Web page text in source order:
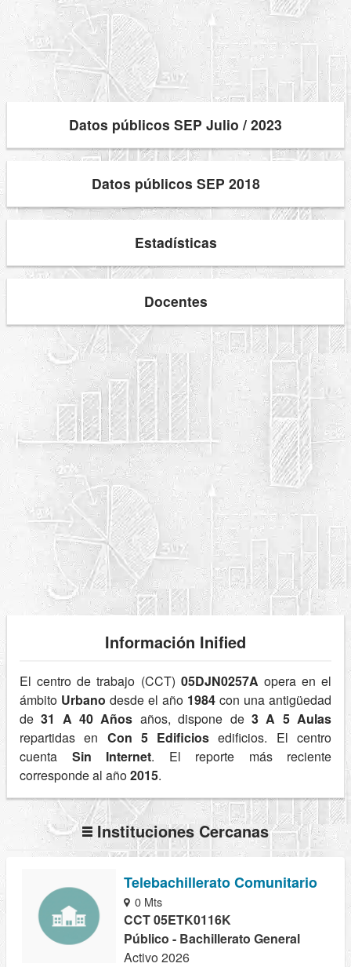
Datos públicos SEP Julio / 2023
Datos públicos SEP 2018
Estadísticas
Docentes
Información Inified
El centro de trabajo (CCT) 05DJN0257A opera en el
ámbito Urbano desde el año 1984 con una antigüedad
de31 A 40 Años años, dispone de 3 A 5 Aulas
repartidas en Con 5 Edificios edificios. El centro
cuenta Sin Internet. El reporte más reciente
corresponde al año2015.
Instituciones Cercanas
Telebachillerato Comunitario
0 Mts
CCT 05ETK0116K
Público - Bachillerato General
Activo 2026